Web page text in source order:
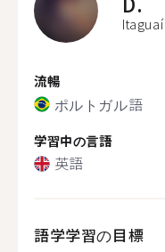
Itaguaí
流暢
ポルトガル語
学習中の言語
英語
語学学習の目標